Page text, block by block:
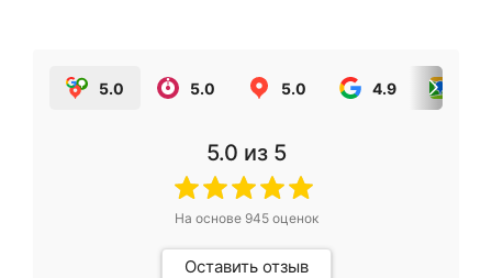
5.0 5.0 5.0 4.9
5.0 из 5
На основе 945оценок
Оставить отзыв